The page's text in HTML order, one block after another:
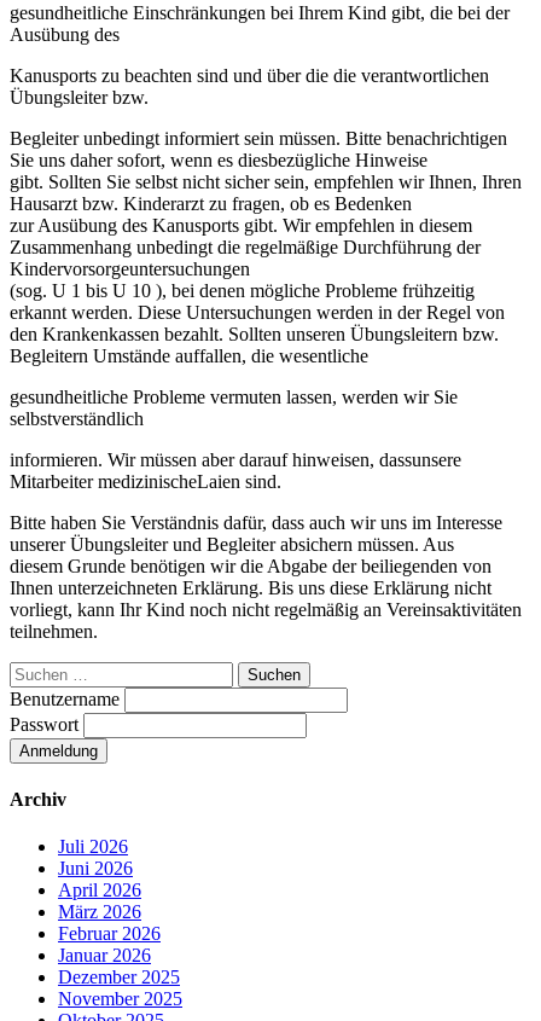
gesundheitliche Einschränkungen bei Ihrem Kind gibt, die bei der
Ausübung des
Kanusports zu beachten sind und über die die verantwortlichen
Übungsleiter bzw.
Begleiter unbedingt informiert sein müssen. Bitte benachrichtigen
Sie uns daher sofort, wenn es diesbezügliche Hinweise
gibt. Sollten Sie selbst nicht sicher sein, empfehlen wir Ihnen, Ihren
Hausarzt bzw. Kinderarzt zu fragen, ob es Bedenken
zur Ausübung des Kanusports gibt. Wir empfehlen in diesem
Zusammenhang unbedingt die regelmäßige Durchführung der
Kindervorsorgeuntersuchungen
(sog. U 1 bis U 10 ), bei denen mögliche Probleme frühzeitig
erkannt werden. Diese Untersuchungen werden in der Regel von
den Krankenkassen bezahlt. Sollten unseren Übungsleitern bzw.
Begleitern Umstände auffallen, die wesentliche
gesundheitliche Probleme vermuten lassen, werden wir Sie
selbstverständlich
informieren. Wir müssen aber darauf hinweisen, dassunsere
Mitarbeiter medizinischeLaien sind.
Bitte haben Sie Verständnis dafür, dass auch wir uns im Interesse
unserer Übungsleiter und Begleiter absichern müssen. Aus
diesem Grunde benötigen wir die Abgabe der beiliegenden von
Ihnen unterzeichneten Erklärung. Bis uns diese Erklärung nicht
vorliegt, kann Ihr Kind noch nicht regelmäßig an Vereinsaktivitäten
teilnehmen.
Suchen
nach:
Benutzername
Passwort
Archiv
Juli 2026
Juni 2026
April 2026
März 2026
Februar 2026
Januar 2026
Dezember 2025
November 2025